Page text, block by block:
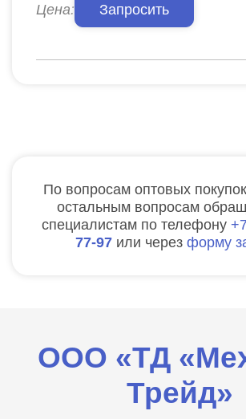
Цена: Запросить
По вопросам оптовых
остальным вопросам
специалистам по телефону
7
77-97 или через форму
ООО «ТД
Трейд»